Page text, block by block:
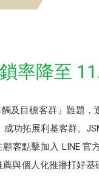
率降至
及目標客群」難題
功拓展利基客群。
客點擊加入 LINE 官
與個人化推播打好基